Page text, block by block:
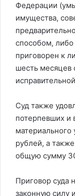
Федерации
имущества,
способом,
приговорен к
шесть месяцев
Суд также
потерпевших и
рублей, а
общую сумму
Приговор суда
законную силу